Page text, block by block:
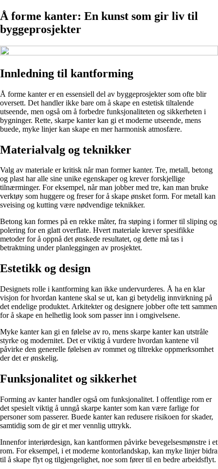
Å forme kanter: En kunst som gir liv til
byggeprosjekter
Innledning til kantforming
Å forme kanter er en essensiell del av byggeprosjekter som ofte blir
oversett. Det handler ikke bare om å skape en estetisk tiltalende
utseende, men også om å forbedre funksjonaliteten og sikkerheten i
bygninger. Rette, skarpe kanter kan gi et moderne utseende, mens
buede, myke linjer kan skape en mer harmonisk atmosfære.
Materialvalg og teknikker
Valg av materiale er kritisk når man former kanter. Tre, metall, betong
og plast har alle sine unike egenskaper og krever forskjellige
tilnærminger. For eksempel, når man jobber med tre, kan man bruke
verktøy som huggere og freser for å skape ønsket form. For metall kan
sveising og kutting være nødvendige teknikker.
Betong kan formes på en rekke måter, fra støping i former til sliping og
polering for en glatt overflate. Hvert materiale krever spesifikke
metoder for å oppnå det ønskede resultatet, og dette må tas i
betraktning under planleggingen av prosjektet.
Estetikk og design
Designets rolle i kantforming kan ikke undervurderes. Å ha en klar
visjon for hvordan kantene skal se ut, kan gi betydelig innvirkning på
det endelige produktet. Arkitekter og designere jobber ofte tett sammen
for å skape en helhetlig look som passer inn i omgivelsene.
Myke kanter kan gi en følelse av ro, mens skarpe kanter kan utstråle
styrke og modernitet. Det er viktig å vurdere hvordan kantene vil
påvirke den generelle følelsen av rommet og tiltrekke oppmerksomhet
der det er ønskelig.
Funksjonalitet og sikkerhet
Forming av kanter handler også om funksjonalitet. I offentlige rom er
det spesielt viktig å unngå skarpe kanter som kan være farlige for
personer som passerer. Buede kanter kan redusere risikoen for skader,
samtidig som de gir et mer vennlig uttrykk.
Innenfor interiørdesign, kan kantformen påvirke bevegelsesmønstre i et
rom. For eksempel, i et moderne kontorlandskap, kan myke linjer bidra
til å skape flyt og tilgjengelighet, noe som fører til en bedre arbeidsflyt.